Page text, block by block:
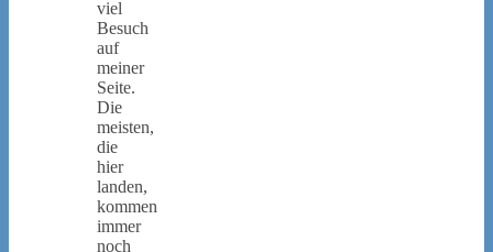
viel
Besuch
auf
meiner
Seite.
Die
meisten,
die
hier
landen,
kommen
immer
noch